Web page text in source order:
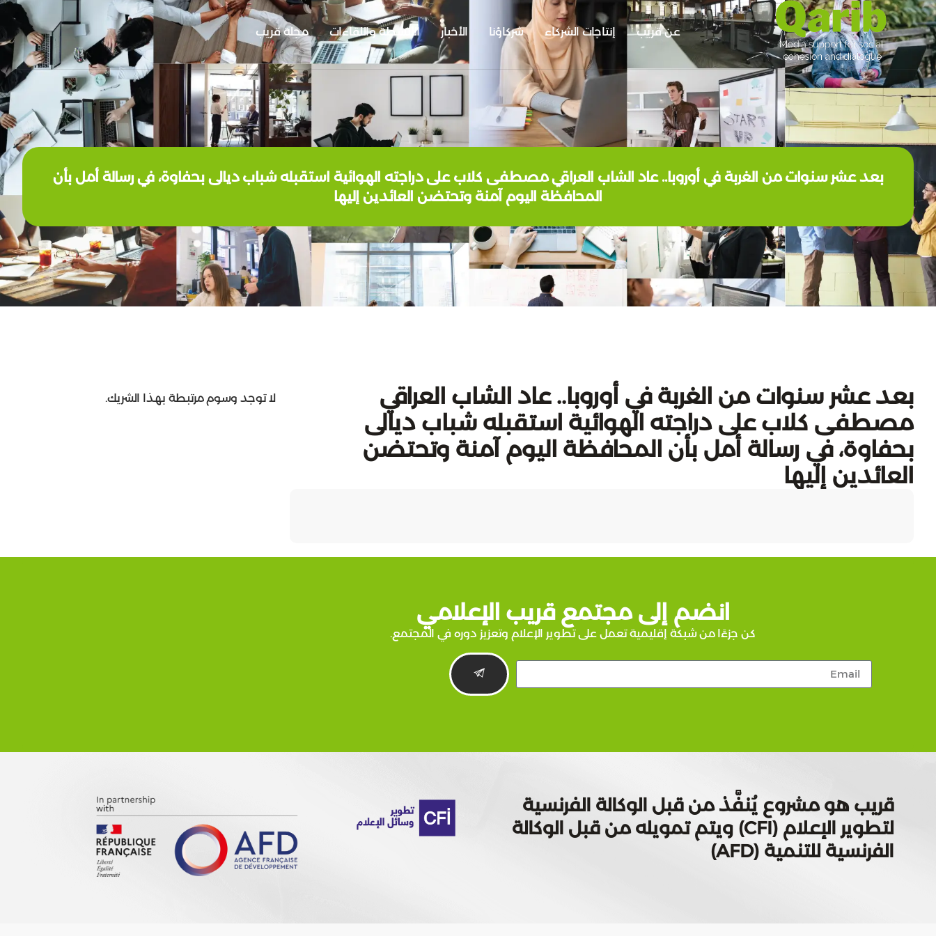
عن قريب إنتاجات الشركاء شركاؤنا الأخبار الأنشطة واللقاءات مجلة قريب
بعد عشر سنوات من الغربة في أوروبا.. عاد الشاب العراقي مصطفى كلاب على دراجته الهوائية استقبله شباب ديالى بحفاوة، في رسالة أمل بأن
المحافظة اليوم آمنة وتحتضن العائدين إليها
بعد عشر سنوات من الغربة في أوروبا.. عاد الشاب العراقي
مصطفى كلاب على دراجته الهوائية استقبله شباب ديالى
بحفاوة، في رسالة أمل بأن المحافظة اليوم آمنة وتحتضن
العائدين إليها
لا توجد وسوم مرتبطة بهذا الشريك.
انضم إلى مجتمع قريب الإعلامي
كن جزءًا من شبكة إقليمية تعمل على تطوير الإعلام وتعزيز دوره في المجتمع.
قريب هو مشروع يُنفَّذ من قبل الوكالة الفرنسية
لتطوير الإعلام (CFI) ويتم تمويله من قبل الوكالة
الفرنسية للتنمية (AFD)